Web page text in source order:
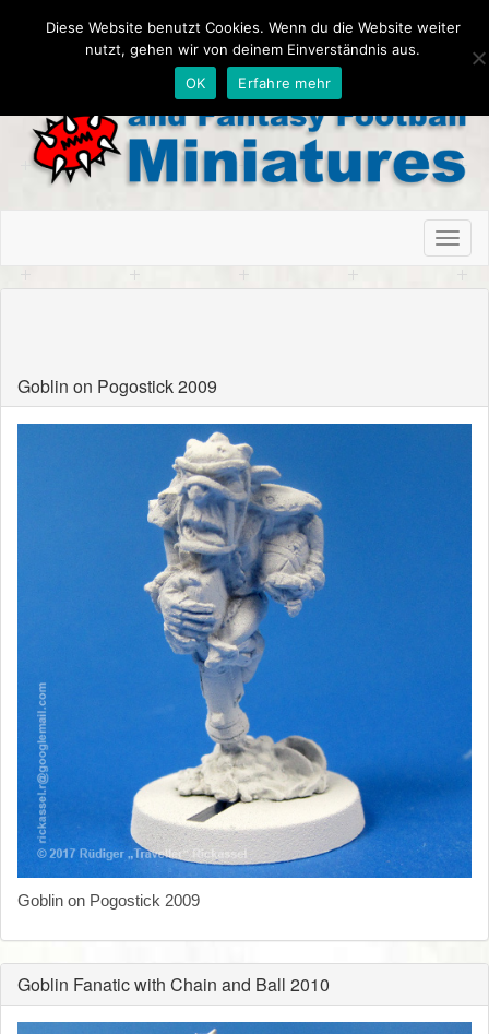
Goblin on Pogostick 2009
Goblin on Pogostick 2009
Goblin Fanatic with Chain and Ball 2010
Diese Website benutzt Cookies. Wenn du die Website weiter
nutzt, gehen wir von deinem Einverständnis aus.
OK
Erfahre mehr